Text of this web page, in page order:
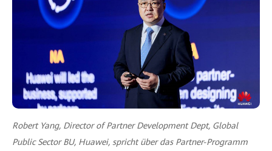
Robert Yang, Director of Partner Development Dept, Global
Public Sector BU, Huawei, spricht über das Partner-Programm